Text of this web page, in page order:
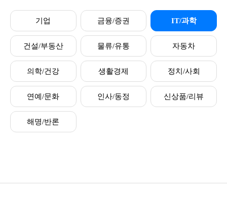
기업 금융/증권 IT/과학
건설/부동산 물류/유통 자동차
의학/건강 생활경제 정치/사회
연예/문화 인사/동정 신상품/리뷰
해명/반론